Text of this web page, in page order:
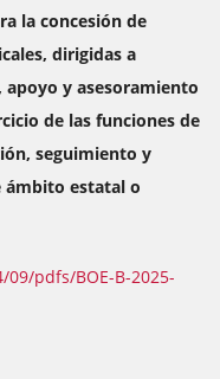
la concesión de
dirigidas a
y asesoramiento
de las funciones de
seguimiento y
ámbito estatal o
pdfs/BOE-B-2025-